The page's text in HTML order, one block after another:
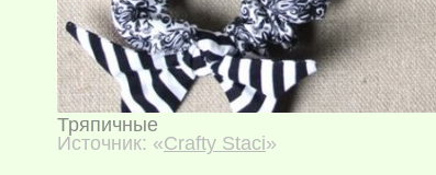
Тряпичные
Источник: «Crafty Staci»